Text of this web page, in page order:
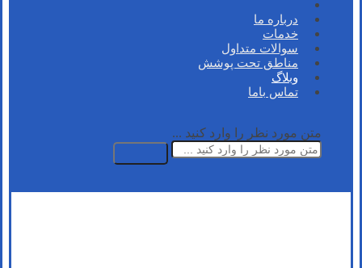
درباره ما
خدمات
سوالات متداول
مناطق تحت پوشش
وبلاگ
تماس باما
متن مورد نظر را وارد کنید ...